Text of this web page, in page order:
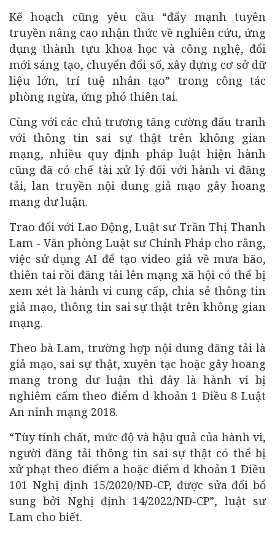
Kế hoạch cũng yêu cầu “đẩy mạnh tuyên
truyền nâng cao nhận thức về nghiên cứu, ứng
dụng thành tựu khoa học và công nghệ, đổi
mới sáng tạo, chuyển đổi số, xây dựng cơ sở dữ
liệu lớn, trí tuệ nhân tạo” trong công tác
phòng ngừa, ứng phó thiên tai.
Cùng với các chủ trương tăng cường đấu tranh
với thông tin sai sự thật trên không gian
mạng, nhiều quy định pháp luật hiện hành
cũng đã có chế tài xử lý đối với hành vi đăng
tải, lan truyền nội dung giả mạo gây hoang
mang dư luận.
Trao đổi với Lao Động, Luật sư Trần Thị Thanh
Lam - Văn phòng Luật sư Chính Pháp cho rằng,
việc sử dụng AI để tạo video giả về mưa bão,
thiên tai rồi đăng tải lên mạng xã hội có thể bị
xem xét là hành vi cung cấp, chia sẻ thông tin
giả mạo, thông tin sai sự thật trên không gian
mạng.
Theo bà Lam, trường hợp nội dung đăng tải là
giả mạo, sai sự thật, xuyên tạc hoặc gây hoang
mang trong dư luận thì đây là hành vi bị
nghiêm cấm theo điểm d khoản 1 Điều 8 Luật
An ninh mạng 2018.
“Tùy tính chất, mức độ và hậu quả của hành vi,
người đăng tải thông tin sai sự thật có thể bị
xử phạt theo điểm a hoặc điểm d khoản 1 Điều
101 Nghị định 15/2020/NĐ-CP, được sửa đổi bổ
sung bởi Nghị định 14/2022/NĐ-CP”, luật sư
Lam cho biết.